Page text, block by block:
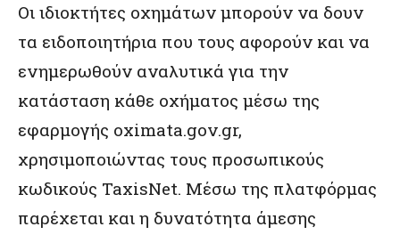
Οι ιδιοκτήτες οχημάτων μπορούν να δουν
τα ειδοποιητήρια που τους αφορούν και να
ενημερωθούν αναλυτικά για την
κατάσταση κάθε οχήματος μέσω της
εφαρμογής oximata.gov.gr,
χρησιμοποιώντας τους προσωπικούς
κωδικούς TaxisNet. Μέσω της πλατφόρμας
παρέχεται και η δυνατότητα άμεσης